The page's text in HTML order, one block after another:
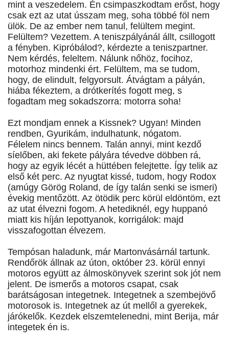
mint a veszedelem. Én csimpaszkodtam erőst, hogy
csak ezt az utat ússzam meg, soha többé föl nem
ülök. De az ember nem tanul, felültem megint.
Felültem? Vezettem. A teniszpályánál állt, csillogott
a fényben. Kipróbálod?, kérdezte a teniszpartner.
Nem kérdés, feleltem. Nálunk nőhöz, focihoz,
motorhoz mindenki ért. Felültem, ma se tudom,
hogy, de elindult, felgyorsult. Átvágtam a pályán,
hiába fékeztem, a drótkerítés fogott meg, s
fogadtam meg sokadszorra: motorra soha!
Ezt mondjam ennek a Kissnek? Ugyan! Minden
rendben, Gyurikám, indulhatunk, nógatom.
Félelem nincs bennem. Talán annyi, mint kezdő
síelőben, aki fekete pályára tévedve döbben rá,
hogy az egyik lécét a hüttében felejtette. Így telik az
első két perc. Az nyugtat kissé, tudom, hogy Rodox
(amúgy Görög Roland, de így talán senki se ismeri)
évekig mentőzött. Az ötödik perc körül eldöntöm, ezt
az utat élvezni fogom. A hetediknél, egy huppanó
miatt kis híján lepottyanok, korrigálok: majd
visszafogottan élvezem.
Tempósan haladunk, már Martonvásárnál tartunk.
Rendőrök állnak az úton, október 23. körül ennyi
motoros együtt az álmoskönyvek szerint sok jót nem
jelent. De ismerős a motoros csapat, csak
barátságosan integetnek. Integetnek a szembejövő
motorosok is. Integetnek az út mellől a gyerekek,
járókelők. Kezdek elszemtelenedni, mint Berija, már
integetek én is.